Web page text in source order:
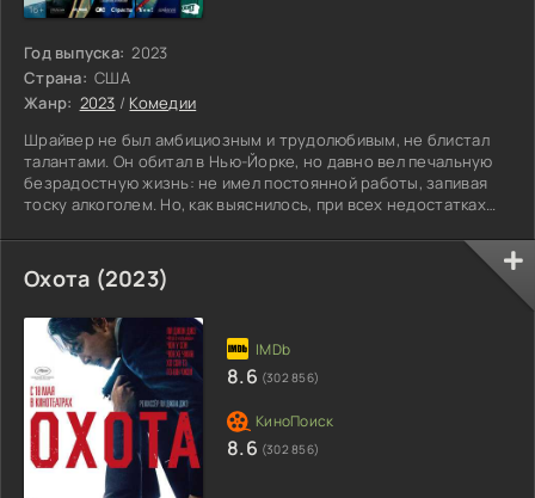
Год выпуска: 2023
Страна: США
Жанр: 2023 / Комедии
Шрайвер не был амбициозным и трудолюбивым, не блистал
талантами. Он обитал в Нью-Йорке, но давно вел печальную
безрадостную жизнь: не имел постоянной работы, запивая
тоску алкоголем. Но, как выяснилось, при всех недостатках
меняется в его буднях после случайной ошибки, словно
посланной судьбой в подарок. В городе давно ходили слухи
об известном писателе, который покорил романами сердца
Охота (2023)
8.6 (302 856)
8.6 (302 856)